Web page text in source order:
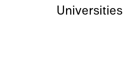
Universities